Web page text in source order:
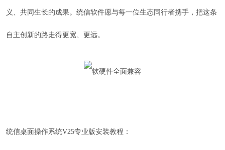
义、共同生长的成果。统信软件愿与每一位生态同行者携手，把这条
自主创新的路走得更宽、更远。
统信桌面操作系统V25专业版安装教程：